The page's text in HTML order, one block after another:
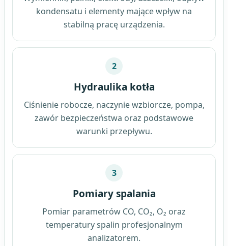
kondensatu i elementy mające wpływ na
stabilną pracę urządzenia.
2
Hydraulika kotła
Ciśnienie robocze, naczynie wzbiorcze, pompa,
zawór bezpieczeństwa oraz podstawowe
warunki przepływu.
3
Pomiary spalania
Pomiar parametrów CO, CO₂, O₂ oraz
temperatury spalin profesjonalnym
analizatorem.